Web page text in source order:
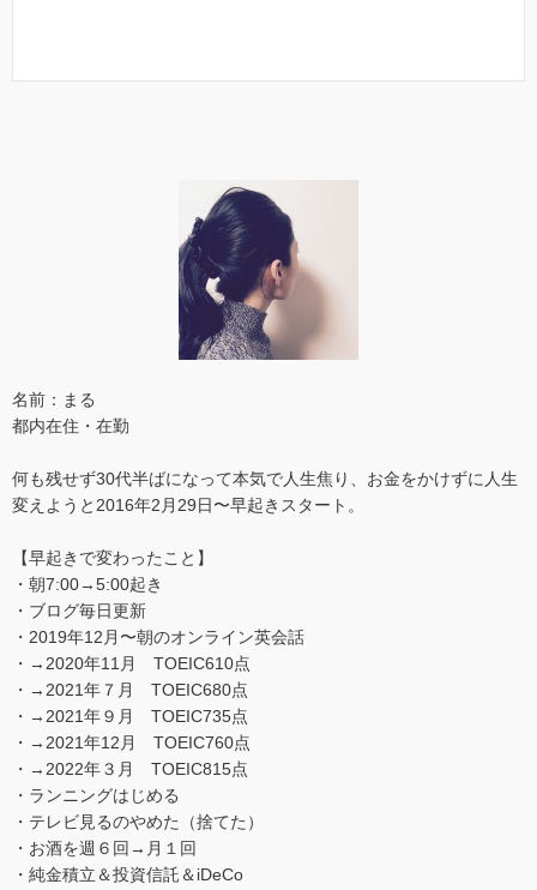
名前：まる
都内在住・在勤
何も残せず30代半ばになって本気で人生焦り、お金をかけずに人生
変えようと2016年2月29日〜早起きスタート。
【早起きで変わったこと】
・朝7:00→5:00起き
・ブログ毎日更新
・2019年12月〜朝のオンライン英会話
・→2020年11月 TOEIC610点
・→2021年７月 TOEIC680点
・→2021年９月 TOEIC735点
・→2021年12月 TOEIC760点
・→2022年３月 TOEIC815点
・ランニングはじめる
・テレビ見るのやめた（捨てた）
・お酒を週６回→月１回
・純金積立＆投資信託＆iDeCo